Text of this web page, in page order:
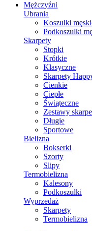
Mężczyźni
Ubrania
Koszulki
Podkoszulki
Skarpety
Stopki
Krótkie
Klasyczne
Skarpety
Cienkie
Ciepłe
Świąteczne
Zestawy
Długie
Sportowe
Bielizna
Bokserki
Szorty
Slipy
Termobielizna
Kalesony
Podkoszulki
Wyprzedaż
Skarpety
Termobielizna